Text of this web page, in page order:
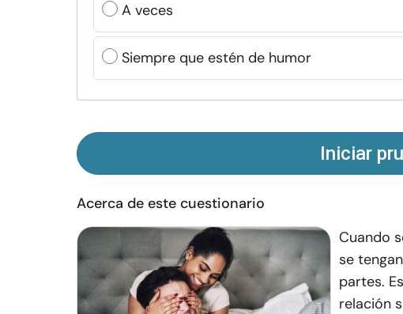
A veces
Siempre que estén de humor
Iniciar
Acerca de este cuestionario
Cuando
se
partes.
relación